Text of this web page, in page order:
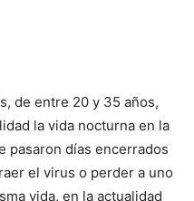
de entre 20 y 35 años,
la vida nocturna en la
pasaron días encerrados
el virus o perder a uno
vida, en la actualidad